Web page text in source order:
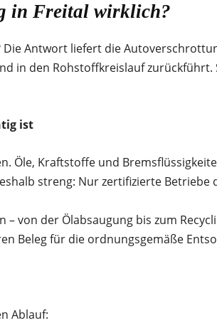
in Freital wirklich?
Antwort liefert die
in den Rohstoffkreislauf zurückführt.
ist
Öle, Kraftstoffe und
streng: Nur zertifizierte Betriebe
von der Ölabsaugung bis zum
Beleg für die ordnungsgemäße
Ablauf: